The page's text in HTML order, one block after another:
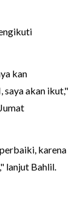
kan
saya akan ikut,"
karena
lanjut Bahlil.